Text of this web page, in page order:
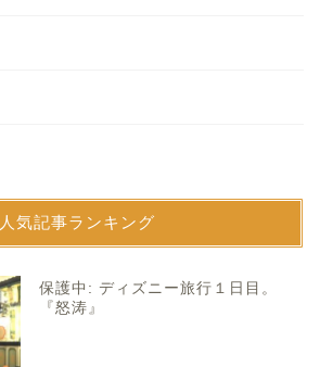
人気記事ランキング
保護中: ディズニー旅行１日目。
『怒涛』